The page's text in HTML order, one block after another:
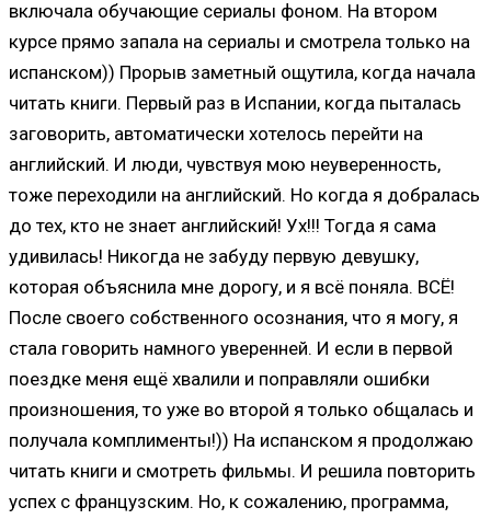
включала обучающие сериалы фоном. На втором
курсе прямо запала на сериалы и смотрела только на
испанском)) Прорыв заметный ощутила, когда начала
читать книги. Первый раз в Испании, когда пыталась
заговорить, автоматически хотелось перейти на
английский. И люди, чувствуя мою неуверенность,
тоже переходили на английский. Но когда я добралась
до тех, кто не знает английский! Ух!!! Тогда я сама
удивилась! Никогда не забуду первую девушку,
которая объяснила мне дорогу, и я всё поняла. ВСЁ!
После своего собственного осознания, что я могу, я
стала говорить намного уверенней. И если в первой
поездке меня ещё хвалили и поправляли ошибки
произношения, то уже во второй я только общалась и
получала комплименты!)) На испанском я продолжаю
читать книги и смотреть фильмы. И решила повторить
успех с французским. Но, к сожалению, программа,